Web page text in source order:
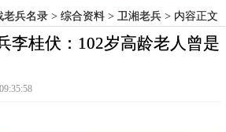
老兵名录> 综合资料> 卫湘老兵> 内容正文
李桂伏：102岁高龄老人曾是